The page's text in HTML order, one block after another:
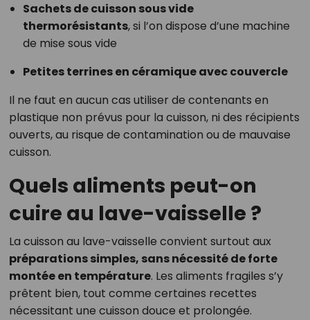
Sachets de cuisson sous vide
thermorésistants, si l’on dispose d’une machine
de mise sous vide
Petites terrines en céramique avec couvercle
Il ne faut en aucun cas utiliser de contenants en
plastique non prévus pour la cuisson, ni des récipients
ouverts, au risque de contamination ou de mauvaise
cuisson.
Quels aliments peut-on
cuire au lave-vaisselle ?
La cuisson au lave-vaisselle convient surtout aux
préparations simples, sans nécessité de forte
montée en température. Les aliments fragiles s’y
prêtent bien, tout comme certaines recettes
nécessitant une cuisson douce et prolongée.